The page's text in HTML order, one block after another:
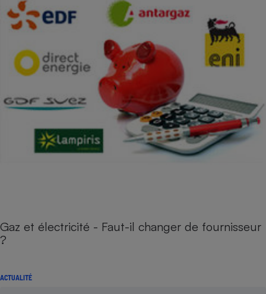
Gaz et électricité - Faut-il changer de fournisseur
?
ACTUALITÉ